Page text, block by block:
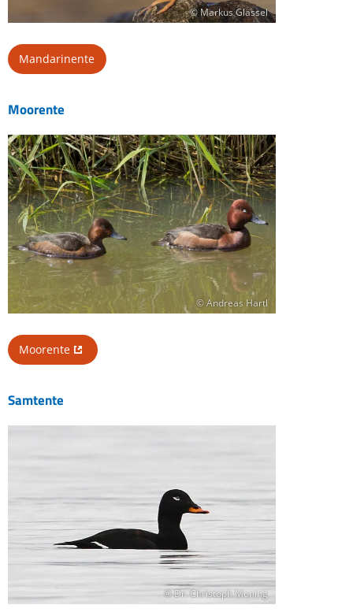
© Markus Glässel
Mandarinente
Moorente
© Andreas Hartl
Moorente
Samtente
© Dr. Christoph Moning